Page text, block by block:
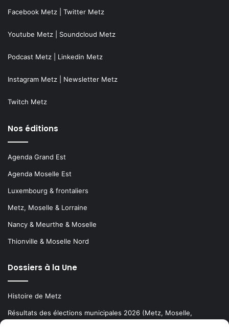
Facebook Metz Twitter Metz
Youtube Metz Soundcloud Metz
Podcast Metz Linkedin Metz
Instagram Metz Newsletter Metz
Twitch Metz
Nos éditions
Agenda Grand Est
Agenda Moselle Est
Luxembourg & frontaliers
Metz, Moselle & Lorraine
Nancy & Meurthe & Moselle
Thionville & Moselle Nord
Dossiers à la Une
Histoire de Metz
Résultats des élections municipales 2026 (Metz, Moselle,